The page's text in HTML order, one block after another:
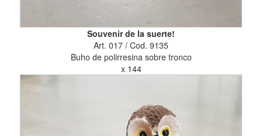
Souvenir de la suerte!
Art. 017 / Cod. 9135
Buho de polirresina sobre tronco
x 144